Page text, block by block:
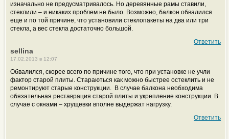
изначально не предусматривалось. Но деревянные рамы ставили,
стеклили – и никаких проблем не было. Возможно, балкон обвалился
еще и по той причине, что установили стеклопакеты на два или три
стекла, а вес стекла достаточно большой.
Ответить
sellina
17.02.2013 в 12:07
Обвалился, скорее всего по причине того, что при установке не учли
фактор старой плиты. Стараються как можно быстрее остеклить и не
ремонтируют старые конструкции. В случае балкона необходима
обязательная реставрация старой плиты и укрепление конструкции. В
случае с окнами – хрущевки вполне выдержат нагрузку.
Ответить